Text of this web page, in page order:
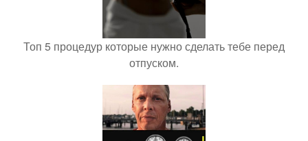
Топ 5 процедур которые нужно сделать тебе перед
отпуском.